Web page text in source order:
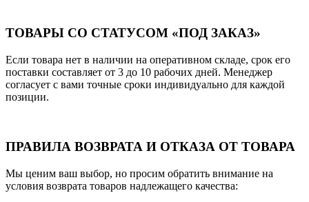
ТОВАРЫ СО СТАТУСОМ «ПОД ЗАКАЗ»
Если товара нет в наличии на оперативном складе, срок его
поставки составляет от 3 до 10 рабочих дней. Менеджер
согласует с вами точные сроки индивидуально для каждой
позиции.
ПРАВИЛА ВОЗВРАТА И ОТКАЗА ОТ ТОВАРА
Мы ценим ваш выбор, но просим обратить внимание на
условия возврата товаров надлежащего качества: